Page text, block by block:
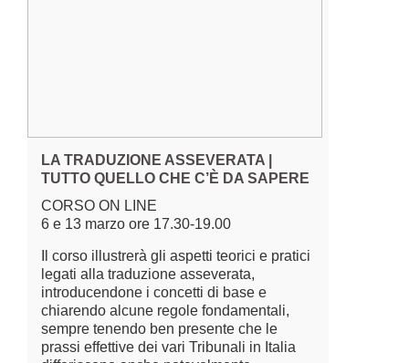
LA TRADUZIONE ASSEVERATA |
TUTTO QUELLO CHE C’È DA SAPERE
CORSO ON LINE
6 e 13 marzo ore 17.30-19.00
Il corso illustrerà gli aspetti teorici e pratici
legati alla traduzione asseverata,
introducendone i concetti di base e
chiarendo alcune regole fondamentali,
sempre tenendo ben presente che le
prassi effettive dei vari Tribunali in Italia